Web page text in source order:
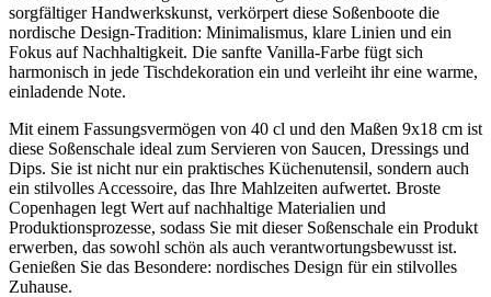
sorgfältiger Handwerkskunst, verkörpert diese Soßenboote die
nordische Design-Tradition: Minimalismus, klare Linien und ein
Fokus auf Nachhaltigkeit. Die sanfte Vanilla-Farbe fügt sich
harmonisch in jede Tischdekoration ein und verleiht ihr eine warme,
einladende Note.
Mit einem Fassungsvermögen von 40 cl und den Maßen 9x18 cm ist
diese Soßenschale ideal zum Servieren von Saucen, Dressings und
Dips. Sie ist nicht nur ein praktisches Küchenutensil, sondern auch
ein stilvolles Accessoire, das Ihre Mahlzeiten aufwertet. Broste
Copenhagen legt Wert auf nachhaltige Materialien und
Produktionsprozesse, sodass Sie mit dieser Soßenschale ein Produkt
erwerben, das sowohl schön als auch verantwortungsbewusst ist.
Genießen Sie das Besondere: nordisches Design für ein stilvolles
Zuhause.